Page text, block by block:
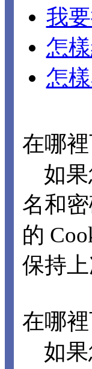
我
怎
怎
在哪
如果
名和
的
保持上
在哪
如果